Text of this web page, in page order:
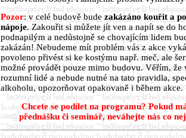
Pozor: v celé budově budezakázáno kouřit a
nápoje. Zakouřit si můžete jít ven a napít se do
podnapilým a nedůstojně se chovajícím lidem
zakázán! Nebudeme mít problém vás z akce
povoleno přivést si ke kostýmu např. meč, ale
možné provádět pouze mimo budovu. Věřím, že
rozumní lidé a nebude nutné na tato pravidla,
alkoholu, upozorňovat opakovaně i během akce.
Chcete se podílet na programu? Pokud
přednášku či seminář, neváhejte nás co